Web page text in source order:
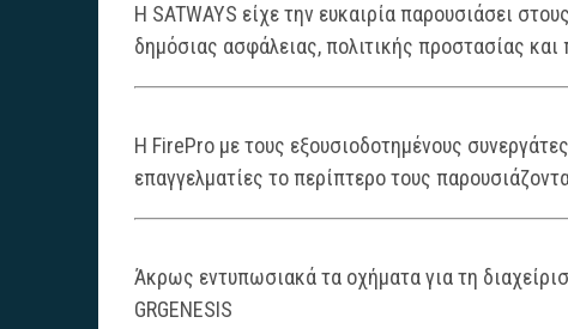
H SATWAYS είχε την ευκαιρία παρουσιάσει
δημόσιας ασφάλειας, πολιτικής προστασίας
H FirePro με τους εξουσιοδοτημένους
επαγγελματίες το περίπτερο τους
Άκρως εντυπωσιακά τα οχήματα για τη
GRGENESIS